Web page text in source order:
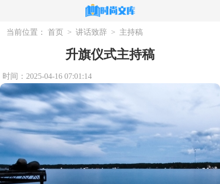
当前位置： 首页 > 讲话致辞 > 主持稿
升旗仪式主持稿
时间：2025-04-16 07:01:14